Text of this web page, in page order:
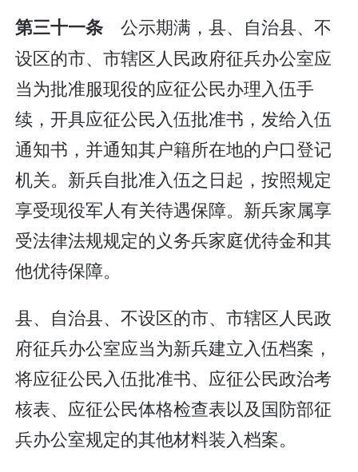
第三十一条 公示期满，县、自治县、不
设区的市、市辖区人民政府征兵办公室应
当为批准服现役的应征公民办理入伍手
续，开具应征公民入伍批准书，发给入伍
通知书，并通知其户籍所在地的户口登记
机关。新兵自批准入伍之日起，按照规定
享受现役军人有关待遇保障。新兵家属享
受法律法规规定的义务兵家庭优待金和其
他优待保障。
县、自治县、不设区的市、市辖区人民政
府征兵办公室应当为新兵建立入伍档案，
将应征公民入伍批准书、应征公民政治考
核表、应征公民体格检查表以及国防部征
兵办公室规定的其他材料装入档案。